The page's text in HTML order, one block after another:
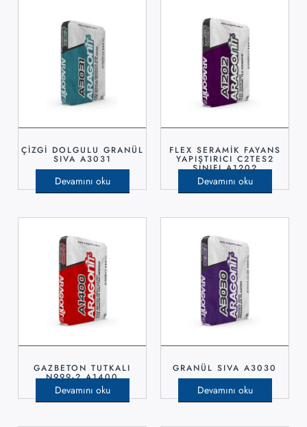
ÇİZGİ DOLGULU GRANÜL
SIVA A3031
Devamını oku
FLEX SERAMİK FAYANS
YAPIŞTIRICI C2TES2
SINIFI A1202
Devamını oku
GAZBETON TUTKALI
N999-2 A1400
Devamını oku
GRANÜL SIVA A3030
Devamını oku